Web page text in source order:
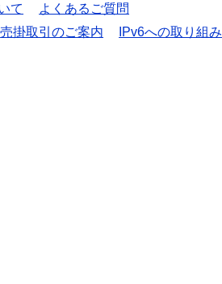
て
よくあるご質問
売掛取引のご案内
IPv6への取り組み